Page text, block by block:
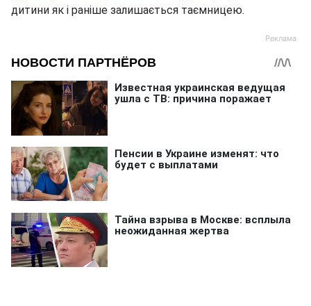
дитини як і раніше залишається таємницею.